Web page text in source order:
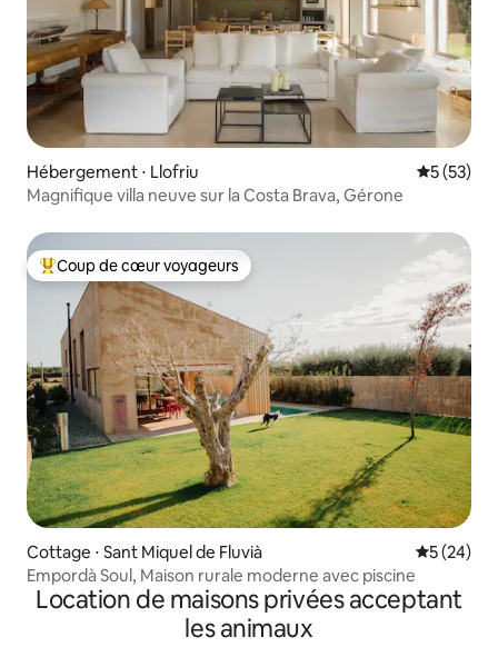
Hébergement ⋅ Llofriu
5 (53)
Magnifique villa neuve sur la Costa Brava, Gérone
Coups de cœur voyageurs les plus appréciés
Coup de cœur voyageurs
Cottage ⋅ Sant Miquel de Fluvià
5 (24)
Empordà Soul, Maison rurale moderne avec piscine
Location de maisons privées acceptant
les animaux